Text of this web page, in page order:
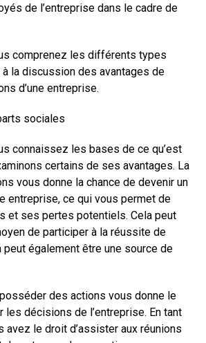
de l’entreprise dans le cadre de
comprenez les différents types
à la discussion des avantages de
d’une entreprise.
sociales
connaissez les bases de ce qu’est
certains de ses avantages. La
vous donne la chance de devenir un
entreprise, ce qui vous permet de
et ses pertes potentiels. Cela peut
de participer à la réussite de
peut également être une source de
des actions vous donne le
les décisions de l’entreprise. En tant
avez le droit d’assister aux réunions